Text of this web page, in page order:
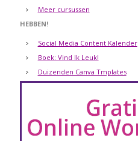
Meer cursussen
HEBBEN!
Social Media Content Kalender
Boek: Vind Ik Leuk!
Duizenden Canva Tmplates